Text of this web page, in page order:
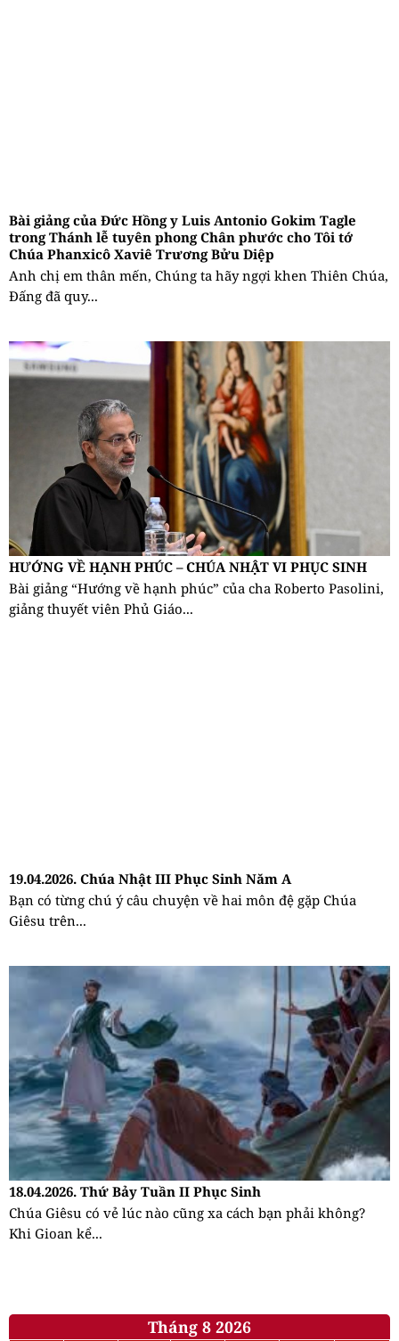
Bài giảng của Đức Hồng y Luis Antonio Gokim Tagle
trong Thánh lễ tuyên phong Chân phước cho Tôi tớ
Chúa Phanxicô Xaviê Trương Bửu Diệp
Anh chị em thân mến, Chúng ta hãy ngợi khen Thiên Chúa,
Đấng đã quy...
HƯỚNG VỀ HẠNH PHÚC – CHÚA NHẬT VI PHỤC SINH
Bài giảng “Hướng về hạnh phúc” của cha Roberto Pasolini,
giảng thuyết viên Phủ Giáo...
19.04.2026. Chúa Nhật III Phục Sinh Năm A
Bạn có từng chú ý câu chuyện về hai môn đệ gặp Chúa
Giêsu trên...
18.04.2026. Thứ Bảy Tuần II Phục Sinh
Chúa Giêsu có vẻ lúc nào cũng xa cách bạn phải không?
Khi Gioan kể...
Tháng 8 2026